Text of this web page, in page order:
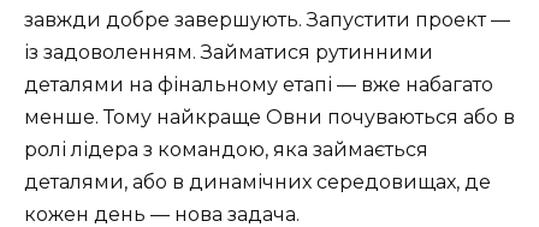
завжди добре завершують. Запустити проект —
із задоволенням. Займатися рутинними
деталями на фінальному етапі — вже набагато
менше. Тому найкраще Овни почуваються або в
ролі лідера з командою, яка займається
деталями, або в динамічних середовищах, де
кожен день — нова задача.